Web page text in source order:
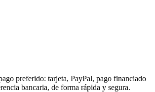
preferido: tarjeta, PayPal, pago financiado
bancaria, de forma rápida y segura.